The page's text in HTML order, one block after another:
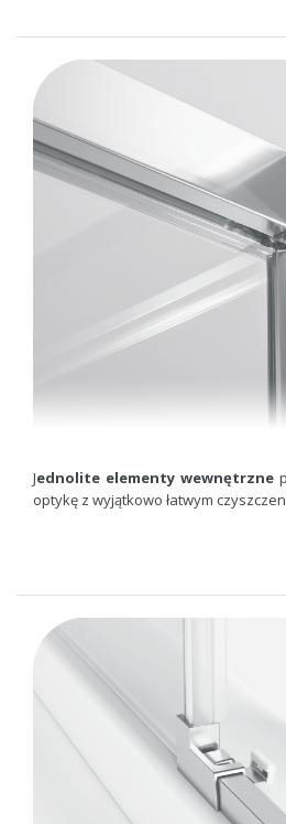
Jednolite elementy wewnętrzne
optykę z wyjątkowo łatwym